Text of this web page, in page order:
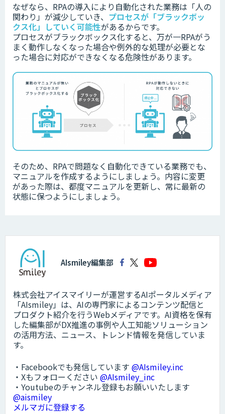
なぜなら、RPAの導入により自動化された業務は「人の
関わり」が減少していき、 プロセスが「ブラックボッ
クス化」していく可能性があるからです。
プロセスがブラックボックス化すると、万が一RPAがう
まく動作しなくなった場合や例外的な処理が必要とな
った場合に対応ができなくなる危険性があります。
そのため、RPAで問題なく自動化できている業務でも、
マニュアルを作成するようにしましょう。内容に変更
があった際は、都度マニュアルを更新し、常に最新の
状態に保つようにしましょう。
AIsmiley編集部
株式会社アイスマイリーが運営するAIポータルメディア
「AIsmiley」は、AIの専門家によるコンテンツ配信と
プロダクト紹介を行うWebメディアです。AI資格を保有
した編集部がDX推進の事例や人工知能ソリューション
の活用方法、ニュース、トレンド情報を発信していま
す。
・Facebookでも発信しています @AIsmiley.inc
・Xもフォローください @AIsmiley_inc
・Youtubeのチャンネル登録もお願いいたします
@aismiley
メルマガに登録する